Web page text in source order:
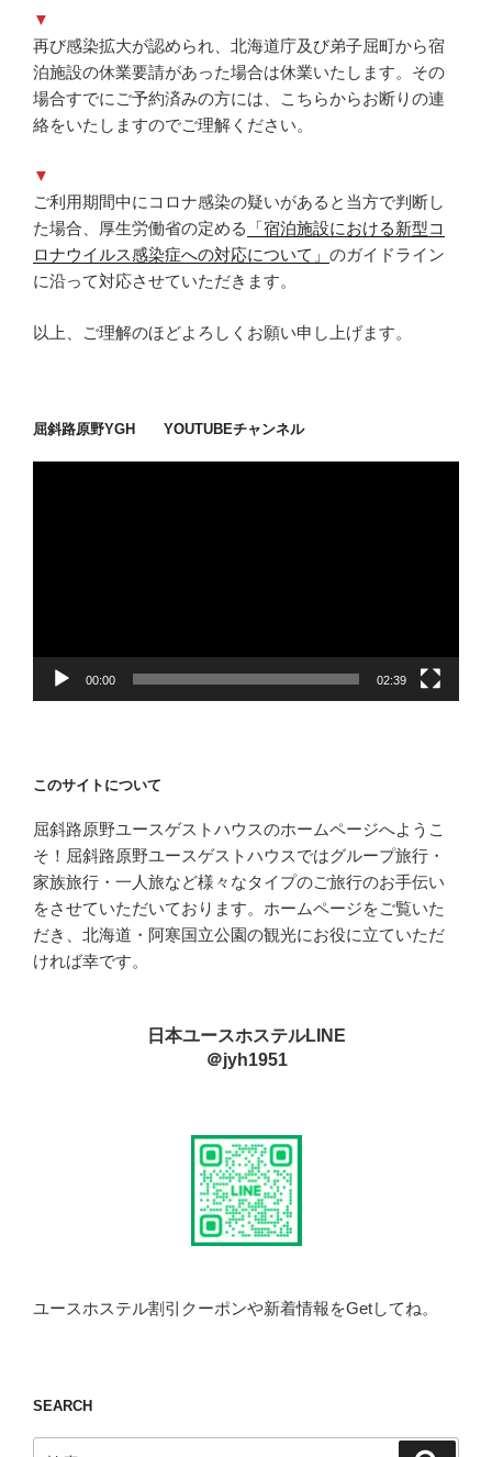
▼
再び感染拡大が認められ、北海道庁及び弟子屈町から宿
泊施設の休業要請があった場合は休業いたします。その
場合すでにご予約済みの方には、こちらからお断りの連
絡をいたしますのでご理解ください。
▼
ご利用期間中にコロナ感染の疑いがあると当方で判断し
た場合、厚生労働省の定める
「宿泊施設における新型コ
ロナウイルス感染症への対応について」 のガイドライン
に沿って対応させていただきます。
以上、ご理解のほどよろしくお願い申し上げます。
屈斜路原野YGH YOUTUBEチャンネル
00:00 02:39
このサイトについて
屈斜路原野ユースゲストハウスのホームページへようこ
そ！屈斜路原野ユースゲストハウスではグループ旅行・
家族旅行・一人旅など様々なタイプのご旅行のお手伝い
をさせていただいております。ホームページをご覧いた
だき、北海道・阿寒国立公園の観光にお役に立ていただ
ければ幸です。
日本ユースホステルLINE
＠jyh1951
ユースホステル割引クーポンや新着情報をGetしてね。
SEARCH